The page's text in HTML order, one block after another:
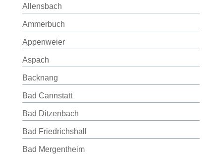
Allensbach
Ammerbuch
Appenweier
Aspach
Backnang
Bad Cannstatt
Bad Ditzenbach
Bad Friedrichshall
Bad Mergentheim